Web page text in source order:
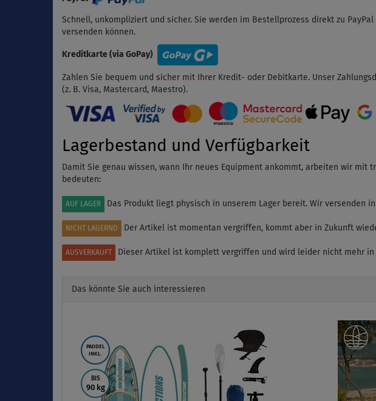
Schnell, unkompliziert und sicher. Sie werden im Bestellprozess direkt zu
versenden können.
Kreditkarte (via GoPay)
Zahlen Sie bequem und sicher mit Ihrer Kredit- oder Debitkarte. Unser
(z. B. Visa, Mastercard, Maestro).
Lagerbestand und Verfügbarkeit
Damit Sie genau wissen, wann Ihr neues Equipment ankommt, arbeiten wir
bedeuten:
AUF LAGER Das Produkt liegt physisch in unserem Lager bereit. Wir versenden
NICHT LAGERND Der Artikel ist momentan vergriffen, kommt aber in Zukunft
AUSVERKAUFT Dieser Artikel ist komplett vergriffen und wird leider nicht mehr
Das könnte Sie auch interessieren
PADDEL
INKL.
BIS
90 kg